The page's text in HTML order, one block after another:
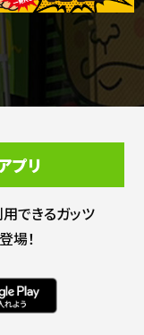
プリ
できるガッツ
場！